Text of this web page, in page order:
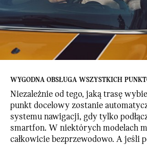
WYGODNA OBSŁUGA WSZYSTKICH
Niezależnie od tego, jaką trasę
punkt docelowy zostanie
systemu nawigacji, gdy tylko
smartfon. W niektórych modelach
całkowicie bezprzewodowo. A jeśli